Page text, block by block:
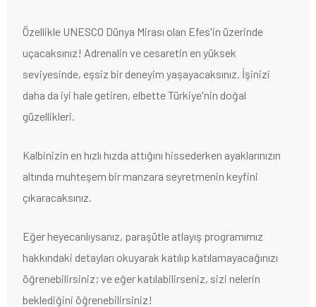
Özellikle UNESCO Dünya Mirası olan Efes'in üzerinde
uçacaksınız! Adrenalin ve cesaretin en yüksek
seviyesinde, eşsiz bir deneyim yaşayacaksınız. İşinizi
daha da iyi hale getiren, elbette Türkiye'nin doğal
güzellikleri.
Kalbinizin en hızlı hızda attığını hissederken ayaklarınızın
altında muhteşem bir manzara seyretmenin keyfini
çıkaracaksınız.
Eğer heyecanlıysanız, paraşütle atlayış programımız
hakkındaki detayları okuyarak katılıp katılamayacağınızı
öğrenebilirsiniz; ve eğer katılabilirseniz, sizi nelerin
beklediğini öğrenebilirsiniz!